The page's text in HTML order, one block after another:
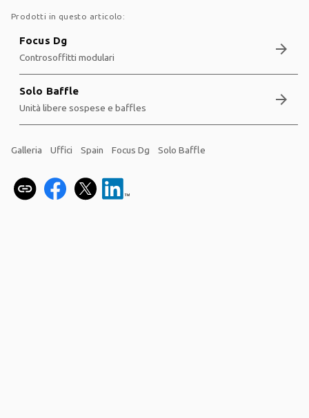
Prodotti in questo articolo:
Focus Dg
Controsoffitti modulari arrow_forward
Solo Baffle
Unità libere sospese e baffles arrow_forward
Galleria Uffici Spain Focus Dg Solo Baffle